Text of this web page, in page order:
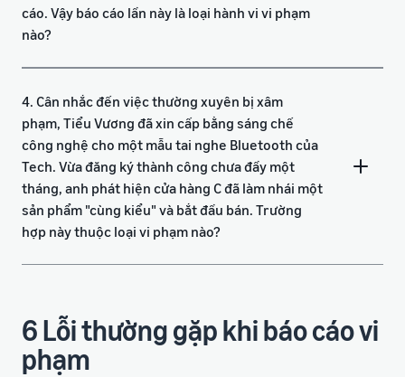
cáo. Vậy báo cáo lần này là loại hành vi vi phạm
nào?
4. Cân nhắc đến việc thường xuyên bị xâm
phạm, Tiểu Vương đã xin cấp bằng sáng chế
công nghệ cho một mẫu tai nghe Bluetooth của
Tech. Vừa đăng ký thành công chưa đầy một
tháng, anh phát hiện cửa hàng C đã làm nhái một
sản phẩm "cùng kiểu" và bắt đầu bán. Trường
hợp này thuộc loại vi phạm nào?
6 Lỗi thường gặp khi báo cáo vi
phạm